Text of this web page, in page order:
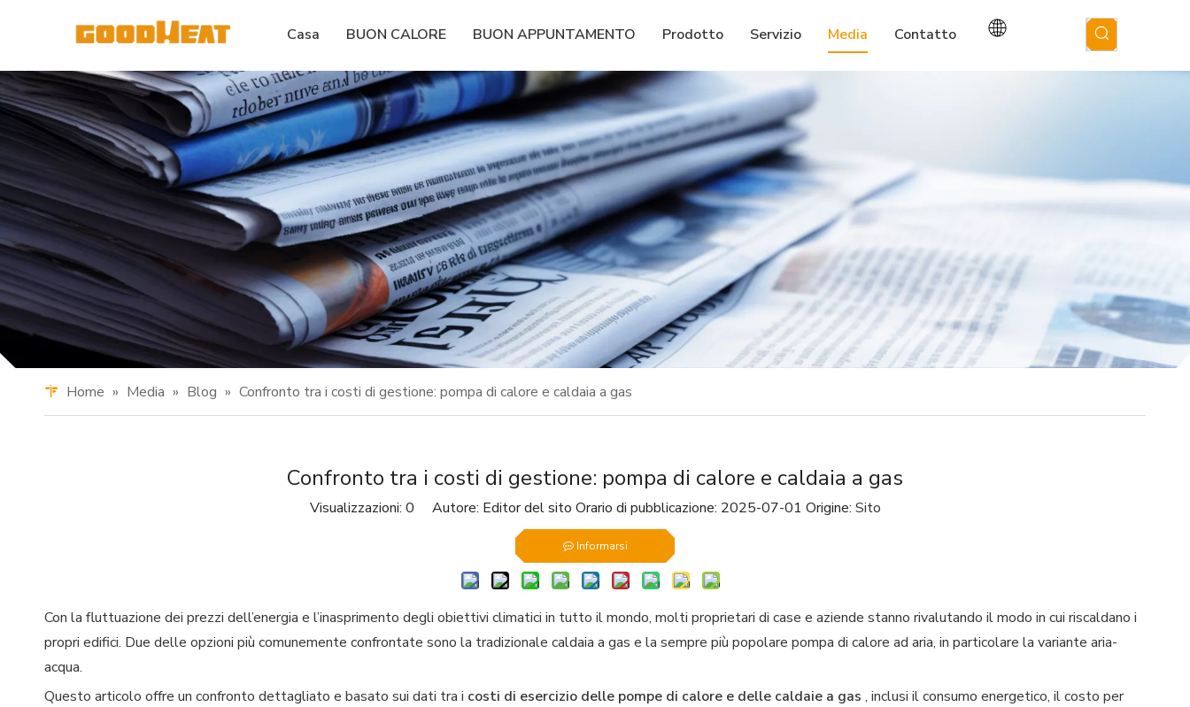
Casa BUON CALORE BUON APPUNTAMENTO Prodotto Servizio Media Contatto
Home » Media » Blog » Confronto tra i costi di gestione: pompa di calore e caldaia a gas
Confronto tra i costi di gestione: pompa di calore e caldaia a gas
Visualizzazioni: 0 Autore: Editor del sito Orario di pubblicazione: 2025-07-01 Origine: Sito
Informarsi
Con la fluttuazione dei prezzi dell’energia e l’inasprimento degli obiettivi climatici in tutto il mondo, molti proprietari di case e aziende stanno rivalutando il modo in cui riscaldano i
propri edifici. Due delle opzioni più comunemente confrontate sono la tradizionale caldaia a gas e la sempre più popolare pompa di calore ad aria, in particolare la variante aria-
acqua.
Questo articolo offre un confronto dettagliato e basato sui dati tra i costi di esercizio delle pompe di calore e delle caldaie a gas , inclusi il consumo energetico, il costo per